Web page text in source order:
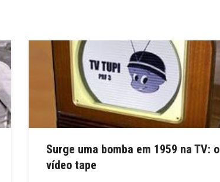
Surge uma bomba em 1959 na TV: o
vídeo tape